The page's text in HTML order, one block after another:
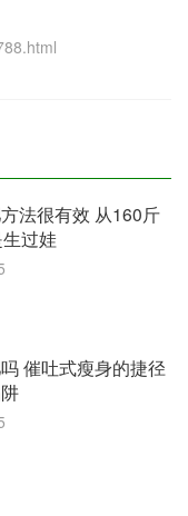
法很有效 从160斤
过娃
催吐式瘦身的捷径